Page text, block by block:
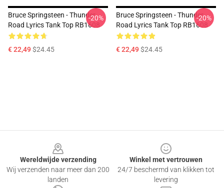
Bruce Springsteen - Thunder
Road Lyrics Tank Top RB1608
€ 22,49$24.45
-20%
Bruce Springsteen - Thunder
Road Lyrics Tank Top RB1608
€ 22,49$24.45
-20%
Wereldwijde verzending
Wij verzenden naar meer dan 200
landen
Winkel met vertrouwen
24/7 beschermd van klikken tot
levering